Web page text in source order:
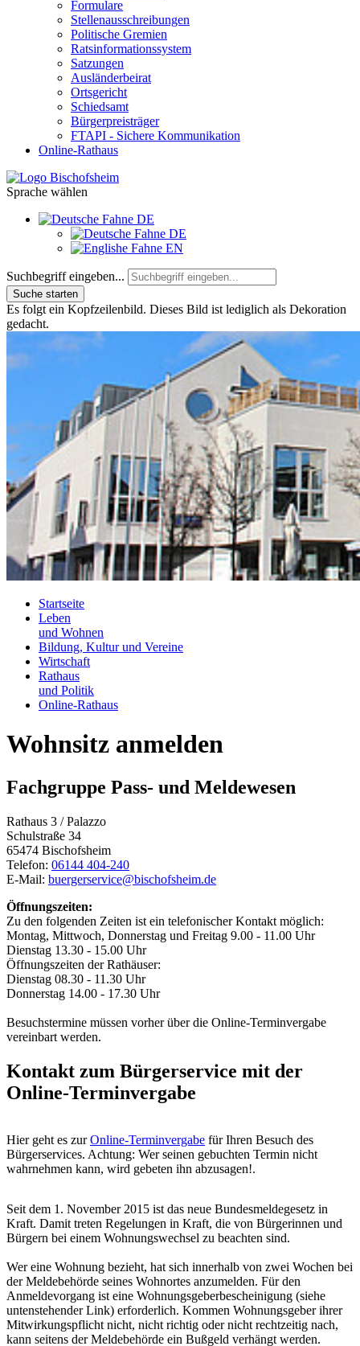
Formulare
Stellenausschreibungen
Politische Gremien
Ratsinformationssystem
Satzungen
Ausländerbeirat
Ortsgericht
Schiedsamt
Bürgerpreisträger
FTAPI - Sichere Kommunikation
Online-Rathaus
Sprache wählen
DE
DE
EN
Suchbegriff eingeben...
Suche starten
Es folgt ein Kopfzeilenbild. Dieses Bild ist lediglich als Dekoration
gedacht.
Startseite
Leben
und Wohnen
Bildung, Kultur und Vereine
Wirtschaft
Rathaus
und Politik
Online-Rathaus
Wohnsitz anmelden
Fachgruppe Pass- und Meldewesen
Rathaus 3 / Palazzo
Schulstraße 34
65474 Bischofsheim
Telefon: 06144 404-240
E-Mail: buergerservice@bischofsheim.de
Öffnungszeiten:
Zu den folgenden Zeiten ist ein telefonischer Kontakt möglich:
Montag, Mittwoch, Donnerstag und Freitag 9.00 - 11.00 Uhr
Dienstag 13.30 - 15.00 Uhr
Öffnungszeiten der Rathäuser:
Dienstag 08.30 - 11.30 Uhr
Donnerstag 14.00 - 17.30 Uhr
Besuchstermine müssen vorher über die Online-Terminvergabe
vereinbart werden.
Kontakt zum Bürgerservice mit der
Online-Terminvergabe
Hier geht es zurOnline-Terminvergabe für Ihren Besuch des
Bürgerservices. Achtung: Wer seinen gebuchten Termin nicht
wahrnehmen kann, wird gebeten ihn abzusagen!.
Seit dem 1. November 2015 ist das neue Bundesmeldegesetz in
Kraft. Damit treten Regelungen in Kraft, die von Bürgerinnen und
Bürgern bei einem Wohnungswechsel zu beachten sind.
Wer eine Wohnung bezieht, hat sich innerhalb von zwei Wochen bei
der Meldebehörde seines Wohnortes anzumelden. Für den
Anmeldevorgang ist eine Wohnungsgeberbescheinigung (siehe
untenstehender Link) erforderlich. Kommen Wohnungsgeber ihrer
Mitwirkungspflicht nicht, nicht richtig oder nicht rechtzeitig nach,
kann seitens der Meldebehörde ein Bußgeld verhängt werden.